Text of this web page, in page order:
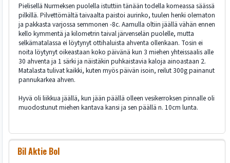
Pielisellä Nurmeksen puolella istuttiin tänään todella komeassa säässä
pilkillä. Pilvettömältä taivaalta paistoi aurinko, tuulen henki olematon
ja pakkasta varjossa semmonen -8c. Aamulla oltiin jäällä vähän ennen
kello kymmentä ja kilometrin taival järvenselän puolelle, mutta
selkämatalassa ei löytynyt ottihaluista ahventa ollenkaan. Tosin ei
noita löytynyt oikeastaan koko päivänä kun 3 miehen yhteissaalis alle
30 ahventa ja 1 särki ja näistäkin puhkaistavia kaloja ainoastaan 2.
Matalasta tulivat kaikki, kuten myös päivän isoin, reilut 300g painanut
pannukarkea ahven.
Hyvä oli liikkua jäällä, kun jään päällä olleen vesikerroksen pinnalle oli
muodostunut miehen kantava kansi ja sen päällä n. 10cm lunta.
Bil Aktie Bol